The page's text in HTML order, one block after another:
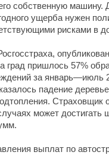
собственную машину.
ущерба нужен
рисками в
град пришлось 57%
за январь—июль
падение
Страховщик
может достигать
выплат по